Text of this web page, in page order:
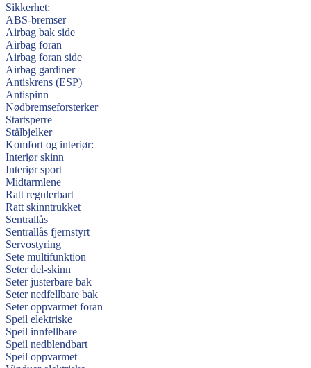
Sikkerhet:
ABS-bremser
Airbag bak side
Airbag foran
Airbag foran side
Airbag gardiner
Antiskrens (ESP)
Antispinn
Nødbremseforsterker
Startsperre
Stålbjelker
Komfort og interiør:
Interiør skinn
Interiør sport
Midtarmlene
Ratt regulerbart
Ratt skinntrukket
Sentrallås
Sentrallås fjernstyrt
Servostyring
Sete multifunktion
Seter del-skinn
Seter justerbare bak
Seter nedfellbare bak
Seter oppvarmet foran
Speil elektriske
Speil innfellbare
Speil nedblendbart
Speil oppvarmet